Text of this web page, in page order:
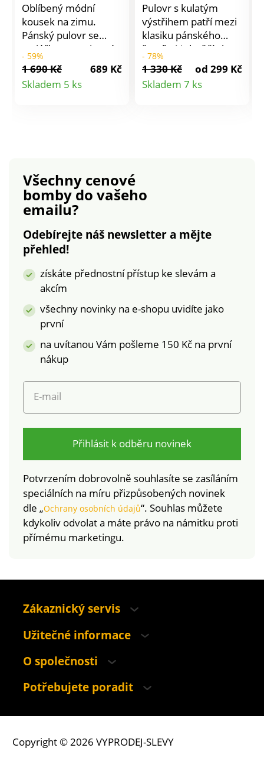
Oblíbený módní
kousek na zimu.
Pánský pulovr se
stojáčkem na zip má
ozdobné pletené
vzory v irském stylu.
Záda a rukávy z
prát v pračce.
- 59%
1 690 Kč
689 Kč
Skladem 5 ks
Detail
Pulovr s kulatým
výstřihem patří mezi
klasiku pánského
šatníku! Jehněčí vlna
je tak hřejivá. Kulatý
výstřih. Dlouhé
rukávy. Pružná
- 78%
1 330 Kč
od 299 Kč
Skladem 7 ks
Detail
Všechny cenové
bombydo vašeho
emailu?
Odebírejte náš newsletter a mějte
přehled!
získáte přednostní přístup ke slevám a
akcím
všechny novinky na e-shopu uvidíte jako
první
na uvítanou Vám pošleme 150 Kč na první
nákup
E-mail
Přihlásit k odběru novinek
Potvrzením dobrovolně souhlasíte se zasíláním
speciálních na míru přizpůsobených novinek
dle „Ochrany osobních údajů“. Souhlas můžete
kdykoliv odvolat a máte právo na námitku proti
přímému marketingu.
Zákaznický servis
Užitečné informace
O společnosti
Potřebujete poradit
Copyright © 2026 VYPRODEJ-SLEVY